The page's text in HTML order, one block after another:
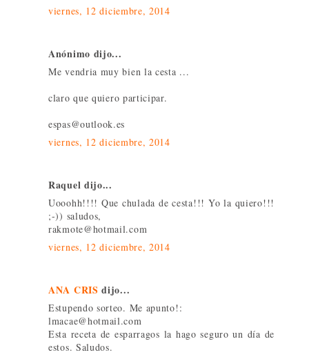
viernes, 12 diciembre, 2014
Anónimo dijo...
Me vendria muy bien la cesta ...
claro que quiero participar.
espas@outlook.es
viernes, 12 diciembre, 2014
Raquel dijo...
Uooohh!!!! Que chulada de cesta!!! Yo la quiero!!!
;-)) saludos,
rakmote@hotmail.com
viernes, 12 diciembre, 2014
ANA CRIS dijo...
Estupendo sorteo. Me apunto!:
lmacae@hotmail.com
Esta receta de esparragos la hago seguro un día de
estos. Saludos.